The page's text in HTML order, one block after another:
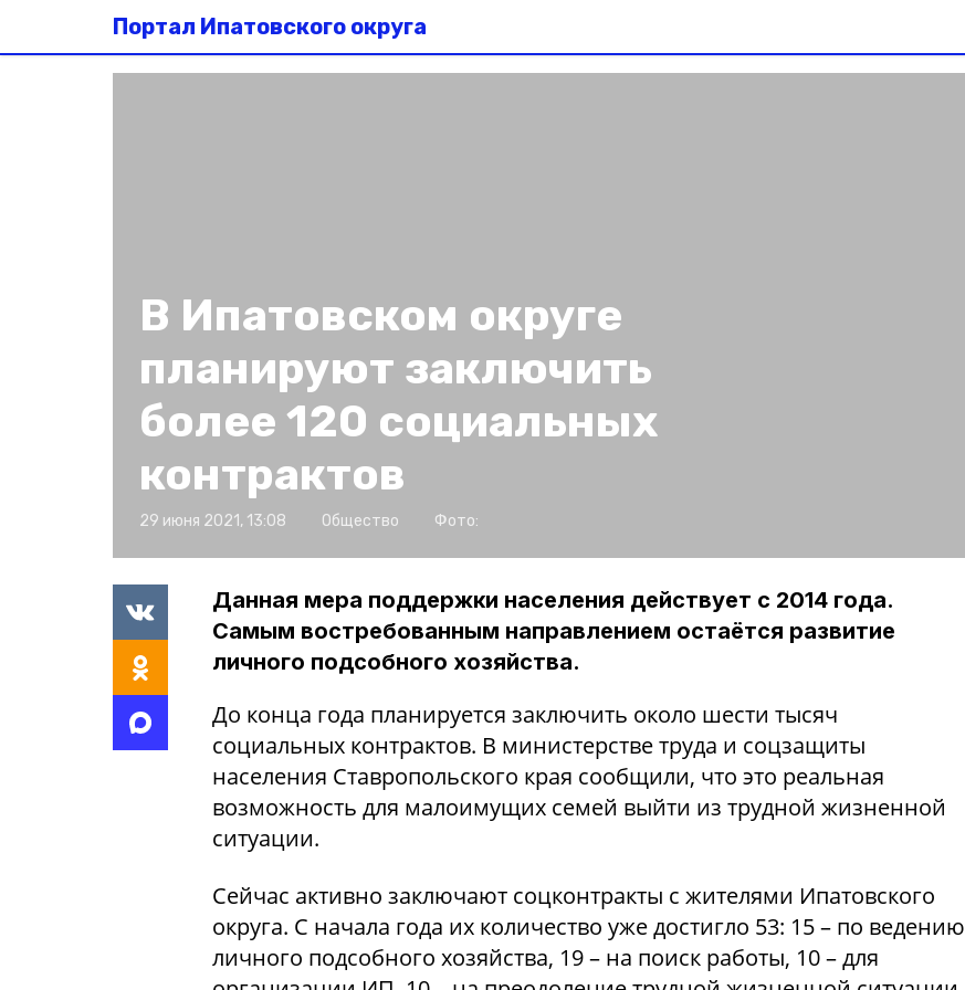
Портал Ипатовского округа
В Ипатовском округе
планируют заключить
более 120 социальных
контрактов
29 июня 2021, 13:08 Общество Фото:
Данная мера поддержки населения действует с 2014 года.
Самым востребованным направлением остаётся развитие
личного подсобного хозяйства.
До конца года планируется заключить около шести тысяч
социальных контрактов. В министерстве труда и соцзащиты
населения Ставропольского края сообщили, что это реальная
возможность для малоимущих семей выйти из трудной жизненной
ситуации.
Сейчас активно заключают соцконтракты с жителями Ипатовского
округа. С начала года их количество уже достигло 53: 15 – по ведению
личного подсобного хозяйства, 19 – на поиск работы, 10 – для